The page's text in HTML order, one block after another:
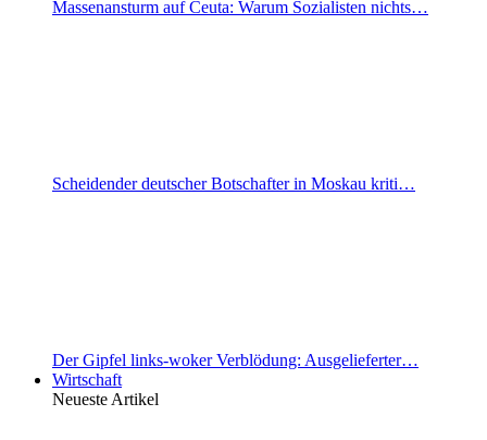
Massenansturm auf Ceuta: Warum Sozialisten nichts…
Scheidender deutscher Botschafter in Moskau kriti…
Der Gipfel links-woker Verblödung: Ausgelieferter…
Wirtschaft
Neueste Artikel